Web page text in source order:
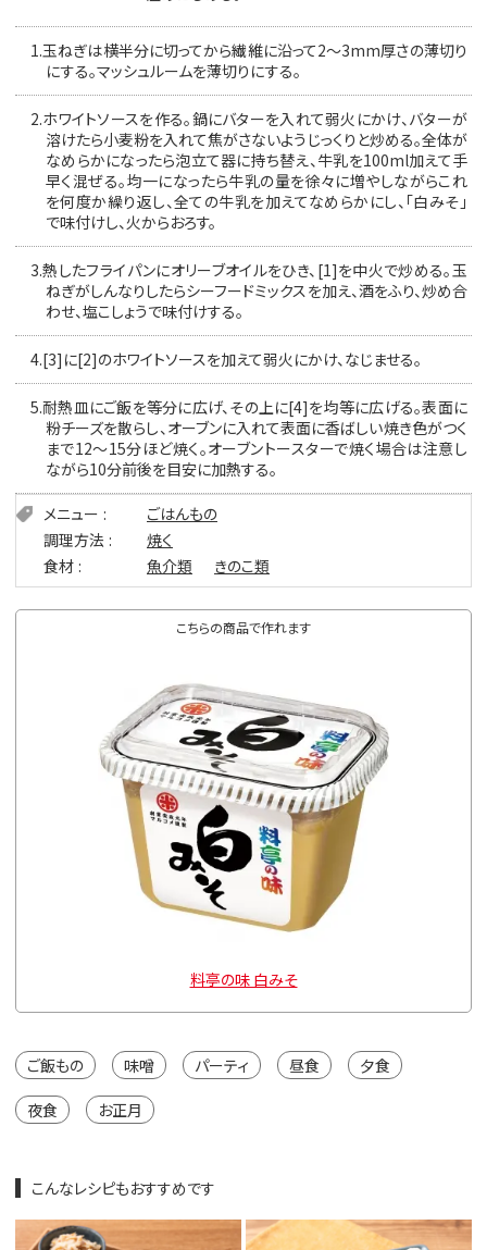
1.玉ねぎは横半分に切ってから繊維に沿って2～3mm厚さの薄切り
にする。マッシュルームを薄切りにする。
2.ホワイトソースを作る。鍋にバターを入れて弱火にかけ、バターが
溶けたら小麦粉を入れて焦がさないようじっくりと炒める。全体が
なめらかになったら泡立て器に持ち替え、牛乳を100ml加えて手
早く混ぜる。均一になったら牛乳の量を徐々に増やしながらこれ
を何度か繰り返し、全ての牛乳を加えてなめらかにし、「白みそ」
で味付けし、火からおろす。
3.熱したフライパンにオリーブオイルをひき、[1]を中火で炒める。玉
ねぎがしんなりしたらシーフードミックスを加え、酒をふり、炒め合
わせ、塩こしょうで味付けする。
4.[3]に[2]のホワイトソースを加えて弱火にかけ、なじませる。
5.耐熱皿にご飯を等分に広げ、その上に[4]を均等に広げる。表面に
粉チーズを散らし、オーブンに入れて表面に香ばしい焼き色がつく
まで12〜15分ほど焼く。オーブントースターで焼く場合は注意し
ながら10分前後を目安に加熱する。
メニュー
ごはんもの
調理方法
焼く
食材
魚介類 きのこ類
こちらの商品で作れます
料亭の味 白みそ
ご飯もの 味噌 パーティ 昼食 夕食
夜食 お正月
こんなレシピもおすすめです